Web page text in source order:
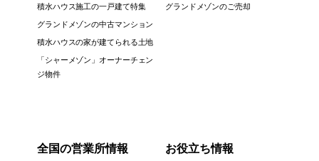
積水ハウス施工の一戸建て特集
グランドメゾンの中古マンション
積水ハウスの家が建てられる土地
「シャーメゾン」オーナーチェン
ジ物件
グランドメゾンのご売却
全国の営業所情報 お役立ち情報